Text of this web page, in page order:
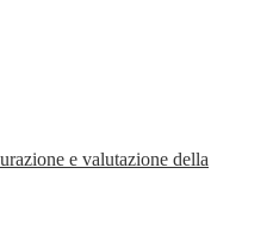
e valutazione della